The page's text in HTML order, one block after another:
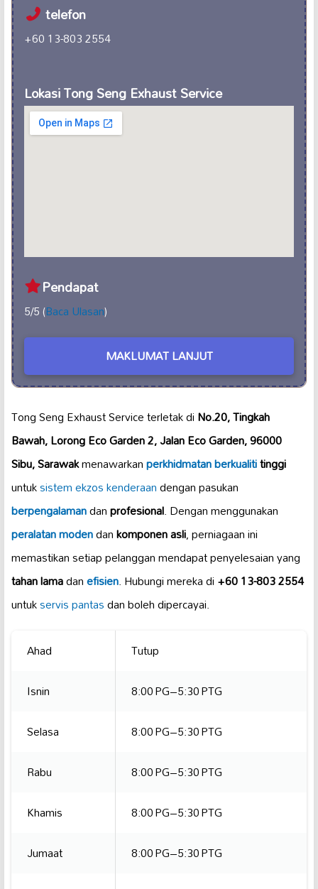
telefon
+60 13-803 2554
Lokasi Tong Seng Exhaust Service
Pendapat
5/5 (Baca Ulasan)
MAKLUMAT LANJUT
Tong Seng Exhaust Service terletak diNo.20, Tingkah
Bawah, Lorong Eco Garden 2, Jalan Eco Garden, 96000
Sibu, Sarawakmenawarkanperkhidmatan berkualititinggi
untuksistem ekzos kenderaandengan pasukan
berpengalamandanprofesional. Dengan menggunakan
peralatan modendankomponen asli, perniagaan ini
memastikan setiap pelanggan mendapat penyelesaian yang
tahan lamadanefisien. Hubungi mereka di+60 13-803 2554
untukservis pantasdan boleh dipercayai.
Ahad
Tutup
Isnin
8:00 PG–5:30 PTG
Selasa
8:00 PG–5:30 PTG
Rabu
8:00 PG–5:30 PTG
Khamis
8:00 PG–5:30 PTG
Jumaat
8:00 PG–5:30 PTG